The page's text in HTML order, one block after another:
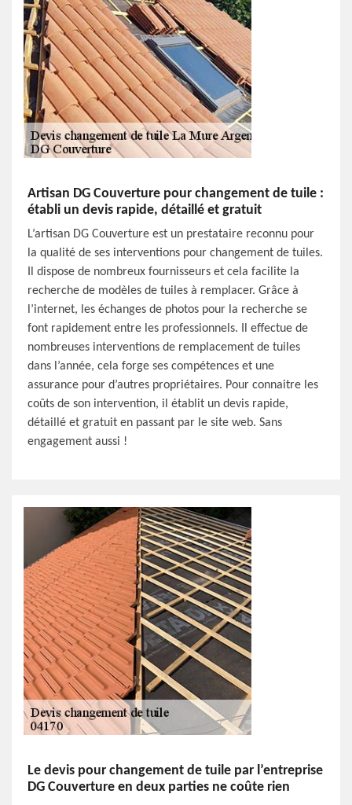
Artisan DG Couverture pour changement de tuile :
établi un devis rapide, détaillé et gratuit
L’artisan DG Couverture est un prestataire reconnu pour
la qualité de ses interventions pour changement de tuiles.
Il dispose de nombreux fournisseurs et cela facilite la
recherche de modèles de tuiles à remplacer. Grâce à
l’internet, les échanges de photos pour la recherche se
font rapidement entre les professionnels. Il effectue de
nombreuses interventions de remplacement de tuiles
dans l’année, cela forge ses compétences et une
assurance pour d’autres propriétaires. Pour connaitre les
coûts de son intervention, il établit un devis rapide,
détaillé et gratuit en passant par le site web. Sans
engagement aussi !
Le devis pour changement de tuile par l’entreprise
DG Couverture en deux parties ne coûte rien